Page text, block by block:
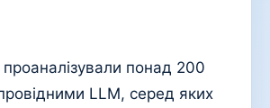
понад 200
LLM, серед яких